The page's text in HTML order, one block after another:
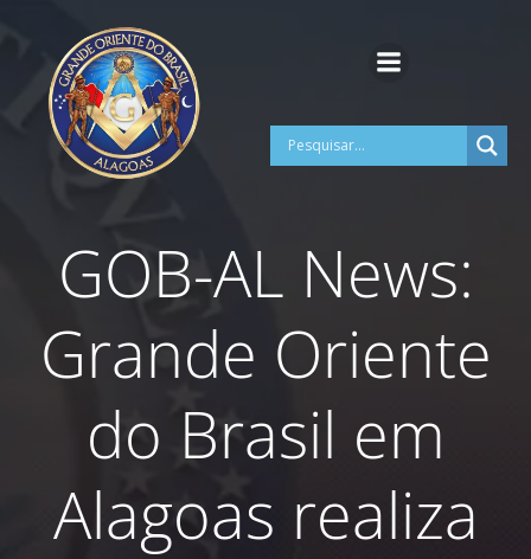
GOB-AL News:
Grande Oriente
do Brasil em
Alagoas realiza